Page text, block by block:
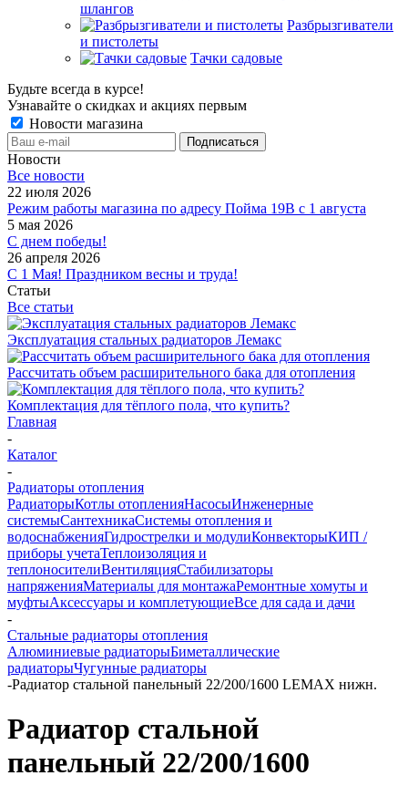
шлангов
Разбрызгиватели
и пистолеты
Тачки садовые
Будьте всегда в курсе!
Узнавайте о скидках и акциях первым
Новости магазина
Новости
Все новости
22 июля 2026
Режим работы магазина по адресу Пойма 19В с 1 августа
5 мая 2026
С днем победы!
26 апреля 2026
С 1 Мая! Праздником весны и труда!
Статьи
Все статьи
Эксплуатация стальных радиаторов Лемакс
Рассчитать объем расширительного бака для отопления
Комплектация для тёплого пола, что купить?
Главная
-
Каталог
-
Радиаторы отопления
РадиаторыКотлы отопленияНасосыИнженерные
системыСантехникаСистемы отопления и
водоснабженияГидрострелки и модулиКонвекторыКИП /
приборы учетаТеплоизоляция и
теплоносителиВентиляцияСтабилизаторы
напряженияМатериалы для монтажаРемонтные хомуты и
муфтыАксессуары и комплетующиеВсе для сада и дачи
-
Стальные радиаторы отопления
Алюминиевые радиаторыБиметаллические
радиаторыЧугунные радиаторы
-Радиатор стальной панельный 22/200/1600 LEMAX нижн.
Радиатор стальной
панельный 22/200/1600